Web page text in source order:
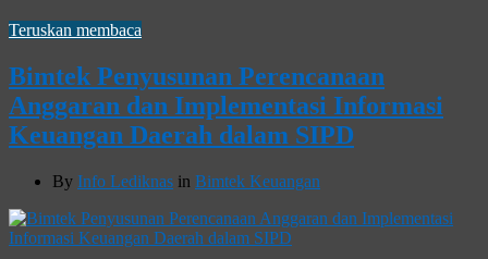
Teruskan membaca
Bimtek Penyusunan Perencanaan
Anggaran dan Implementasi Informasi
Keuangan Daerah dalam SIPD
By Info Lediknas in Bimtek Keuangan